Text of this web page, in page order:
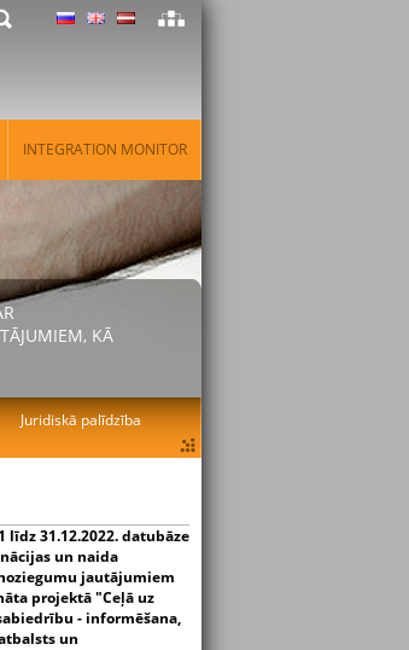
līdz 31.12.2022. datubāze
un naida
jautājumiem
projektā "Ceļā uz
- informēšana,
un
INTEGRATION MONITOR
KĀ
Juridiskā palīdzība